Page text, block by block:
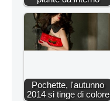
Pochette, l'autunno
2014 si tinge di colore